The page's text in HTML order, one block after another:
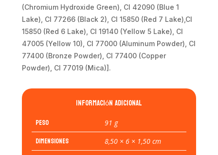
(Chromium Hydroxide Green), CI 42090 (Blue 1
Lake), CI 77266 (Black 2), CI 15850 (Red 7 Lake),CI
15850 (Red 6 Lake), CI 19140 (Yellow 5 Lake), CI
47005 (Yellow 10), CI 77000 (Aluminum Powder), CI
77400 (Bronze Powder), CI 77400 (Copper
Powder), CI 77019 (Mica)].
Información adicional
Peso 91 g
Dimensiones 8,50 × 6 × 1,50 cm